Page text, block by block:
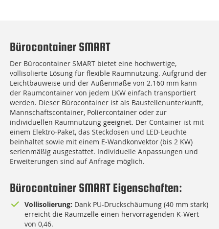
Bürocontainer SMART
Der Bürocontainer SMART bietet eine hochwertige,
vollisolierte Lösung für flexible Raumnutzung. Aufgrund der
Leichtbauweise und der Außenmaße von 2.160 mm kann
der Raumcontainer von jedem LKW einfach transportiert
werden. Dieser Bürocontainer ist als Baustellenunterkunft,
Mannschaftscontainer, Poliercontainer oder zur
individuellen Raumnutzung geeignet. Der Container ist mit
einem Elektro-Paket, das Steckdosen und LED-Leuchte
beinhaltet sowie mit einem E-Wandkonvektor (bis 2 KW)
serienmäßig ausgestattet. Individuelle Anpassungen und
Erweiterungen sind auf Anfrage möglich.
Bürocontainer SMART Eigenschaften:
Vollisolierung: Dank PU-Druckschäumung (40 mm stark)
erreicht die Raumzelle einen hervorragenden K-Wert
von 0,46.